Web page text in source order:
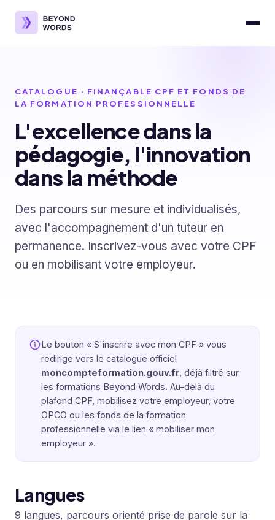
CATALOGUE · FINANÇABLE CPF ET FONDS DE
LA FORMATION PROFESSIONNELLE
L'excellence dans la
pédagogie, l'innovation
dans la méthode
Des parcours sur mesure et individualisés,
avec l'accompagnement d'un tuteur en
permanence. Inscrivez-vous avec votre CPF
ou en mobilisant votre employeur.
Le bouton « S'inscrire avec mon CPF » vous
redirige vers le catalogue officiel
moncompteformation.gouv.fr , déjà filtré sur
les formations Beyond Words. Au-delà du
plafond CPF, mobilisez votre employeur, votre
OPCO ou les fonds de la formation
professionnelle via le lien « mobiliser mon
employeur ».
Langues
9 langues, parcours orienté prise de parole sur la